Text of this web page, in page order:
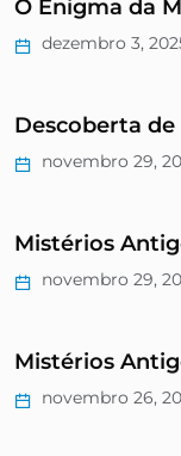
O Enigma da
dezembro 3,
Descoberta
novembro 29,
Mistérios
novembro 29,
Mistérios
novembro 26,